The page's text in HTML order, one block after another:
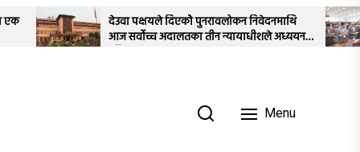
दिएकोे पुनरावलोकन निवेदनमाथि
अदालतका तीन न्यायाधीशले अध्ययन
प्रतिनिधिसभाको बैठक
स्थगित
Menu